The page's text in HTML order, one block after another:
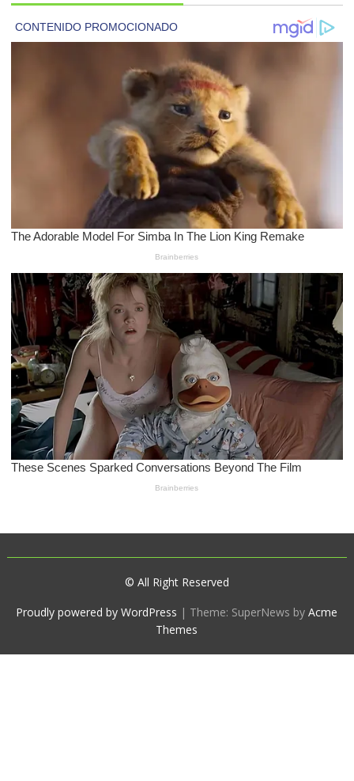
© All Right Reserved
Proudly powered by WordPress | Theme: SuperNews byAcme
Themes